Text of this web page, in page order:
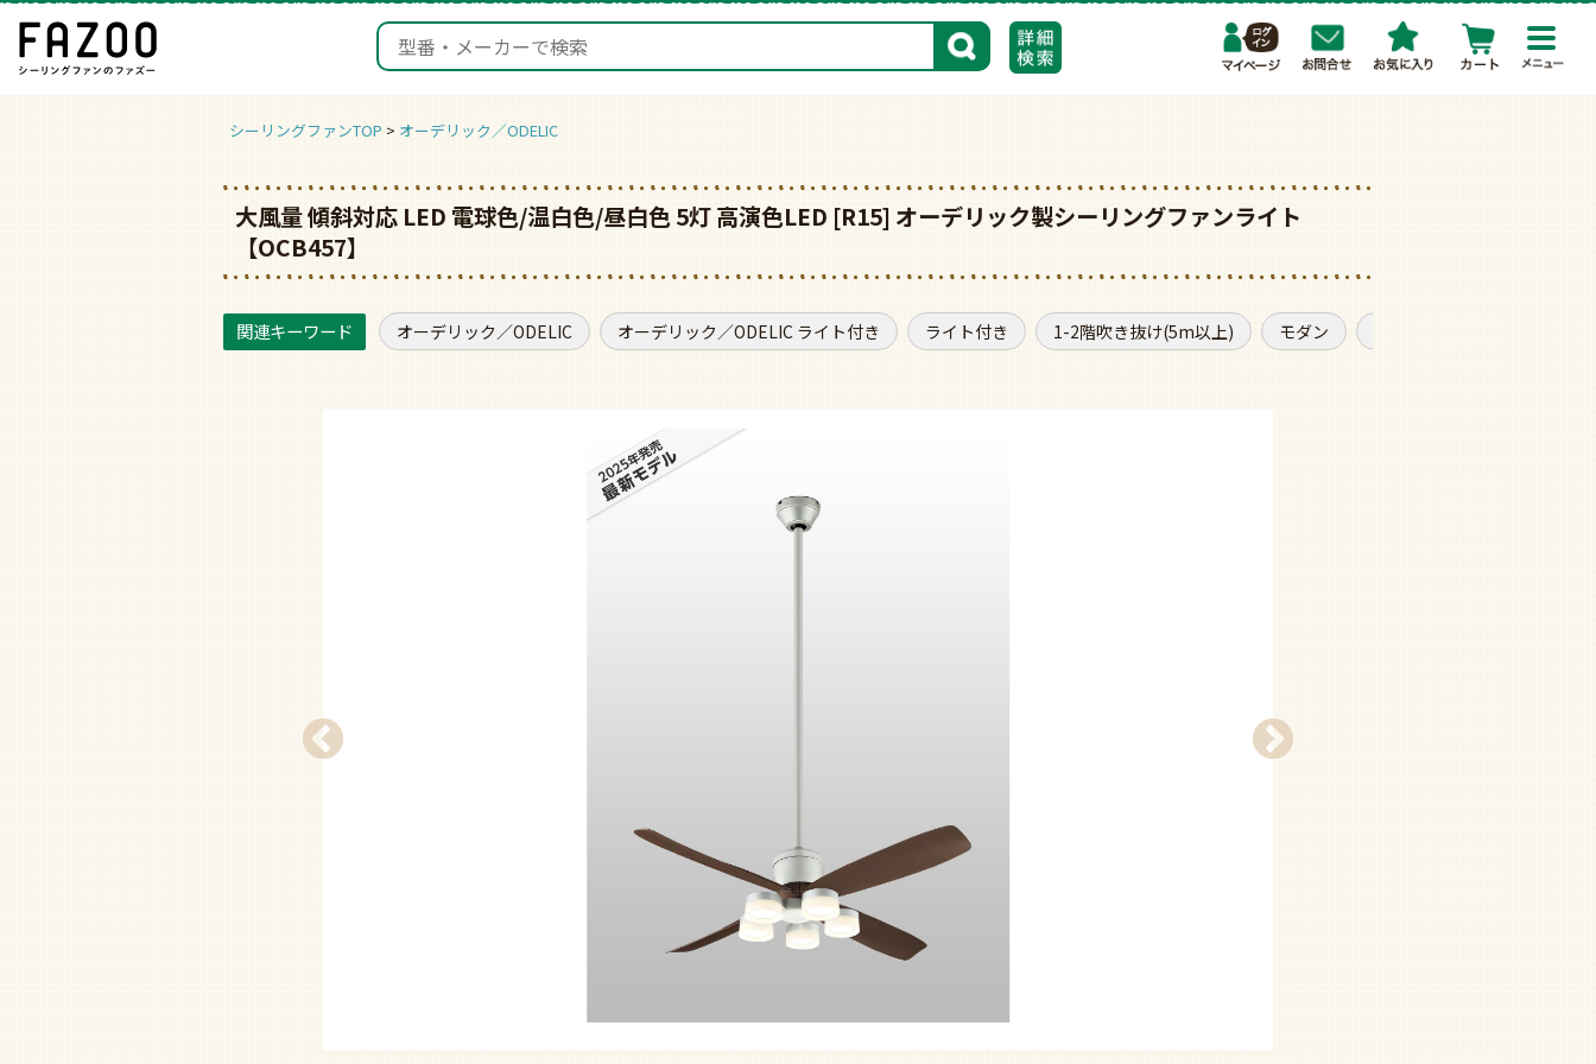
検索
シーリングファンTOP オーデリック／ODELIC
大風量 傾斜対応 LED 電球色/温白色/昼白色 5灯 高演色LED [R15] オーデリック製シーリングファンライト
【OCB457】
オーデリック／ODELIC オーデリック／ODELIC ライト付き ライト付き 1-2階吹き抜け(5m以上) モダン